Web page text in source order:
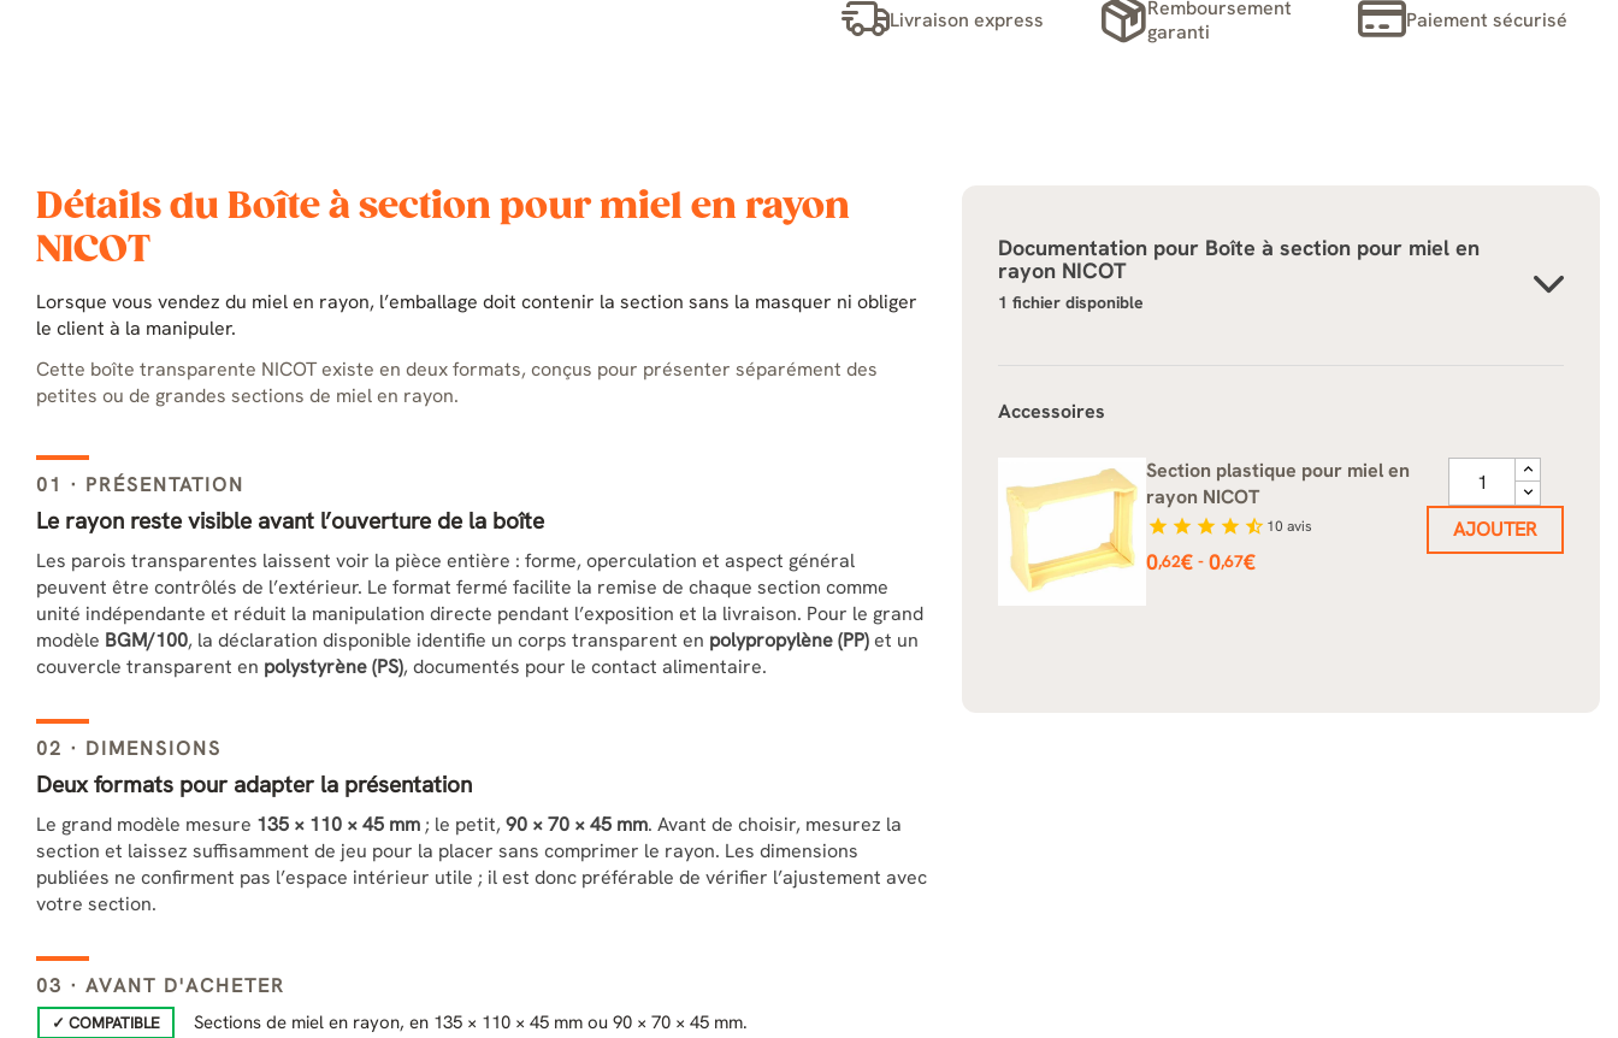
Livraison express
Remboursement
garanti
Paiement sécurisé
Détails du Boîte à section pour miel en rayon
NICOT
Lorsque vous vendez du miel en rayon, l’emballage doit contenir la section sans la masquer ni obliger
le client à la manipuler.
Cette boîte transparente NICOT existe en deux formats, conçus pour présenter séparément des
petites ou de grandes sections de miel en rayon.
01 · PRÉSENTATION
Le rayon reste visible avant l’ouverture de la boîte
Les parois transparentes laissent voir la pièce entière : forme, operculation et aspect général
peuvent être contrôlés de l’extérieur. Le format fermé facilite la remise de chaque section comme
unité indépendante et réduit la manipulation directe pendant l’exposition et la livraison. Pour le grand
modèle BGM/100, la déclaration disponible identifie un corps transparent en polypropylène (PP)et un
couvercle transparent en polystyrène (PS), documentés pour le contact alimentaire.
02 · DIMENSIONS
Deux formats pour adapter la présentation
Le grand modèle mesure 135 × 110 × 45 mm ; le petit, 90 × 70 × 45 mm. Avant de choisir, mesurez la
section et laissez suffisamment de jeu pour la placer sans comprimer le rayon. Les dimensions
publiées ne confirment pas l’espace intérieur utile ; il est donc préférable de vérifier l’ajustement avec
votre section.
03 · AVANT D'ACHETER
✓ COMPATIBLE Sections de miel en rayon, en 135 × 110 × 45 mm ou 90 × 70 × 45 mm.
Documentation pour Boîte à section pour miel en
rayon NICOT
1 fichier disponible
Accessoires
Section plastique pour miel en
rayon NICOT
star star star star star_half 10 avis
Prix
0,62€ - 0,67€
AJOUTER